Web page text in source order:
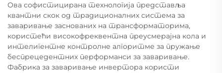
Ова софистицирана технологија представља
квантни скок од традиционалних система за
заваривање заснованих на трансформаторима,
користећи високофреквентна преусмерајна кола и
интелигентне контролне алгоритме за пружање
беспрецедентних перформанси за заваривање.
Фабрика за заваривање инвертора користи